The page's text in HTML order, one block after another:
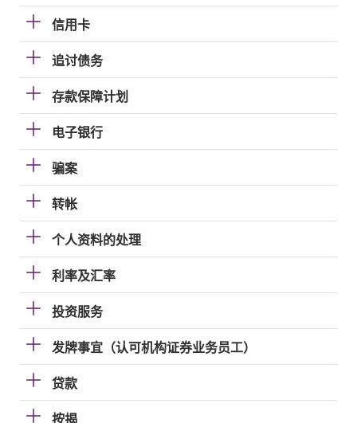
信用卡
追讨债务
存款保障计划
电子银行
骗案
转帐
个人资料的处理
利率及汇率
投资服务
发牌事宜（认可机构证券业务员工）
贷款
按揭